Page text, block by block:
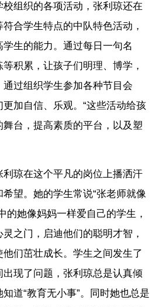
组织的各项活动，张利琼还在
合学生特点的中队特色活动，
生的能力。通过每日一句名
积累，让孩子们明理、博学，
过组织学生参加各种节目会
加自信、乐观。“这些活动给孩
台，提高素质的平台，以及塑
利琼在这个平凡的岗位上播洒汗
望。她的学生常说“张老师就像
的她像妈妈一样爱自己的学生，
之门，启迪他们的聪明才智，
们茁壮成长。学生之间发生了
现了问题，张利琼总是认真倾
道“教育无小事”。同时她也总是